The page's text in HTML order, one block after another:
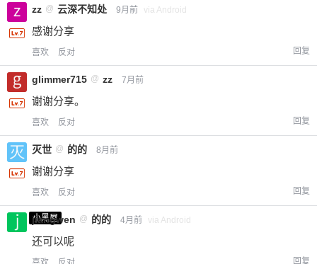
zz @ 云深不知处 9月前 via Android
感谢分享
喜欢 反对 回复
glimmer715 @ zz 7月前
谢谢分享。
喜欢 反对 回复
灭世 @ 的的 8月前
谢谢分享
喜欢 反对 回复
小黑屋
jiangwen @ 的的 4月前 via Android
还可以呢
回复